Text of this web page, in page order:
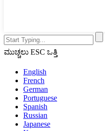
ಮುಚ್ಚಲು ESC ಒತ್ತಿ
English
French
German
Portuguese
Spanish
Russian
Japanese